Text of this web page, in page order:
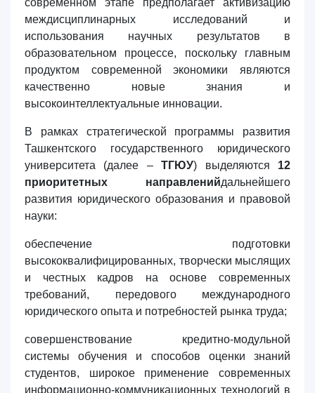
современном этапе предполагает активизацию
междисциплинарных исследований и
использования научных результатов в
образовательном процессе, поскольку главным
продуктом современной экономики являются
качественно новые знания и
высокоинтеллектуальные инновации.
В рамках стратегической программы развития
Ташкентского государственного юридического
университета (далее –ТГЮУ) выделяются 12
приоритетных направленийдальнейшего
развития юридического образования и правовой
науки:
обеспечение подготовки
высококвалифицированных, творчески мыслящих
и честных кадров на основе современных
требований, передового международного
юридического опыта и потребностей рынка труда;
совершенствование кредитно-модульной
системы обучения и способов оценки знаний
студентов, широкое применение современных
информационно-коммуникационных технологий в
4. Собеседование (магистр) (5)
8. Квота (бакалавриат) (1)
✉️ Написать администратору